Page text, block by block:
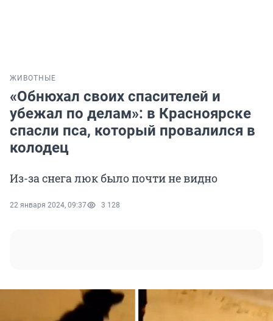
ЖИВОТНЫЕ
«Обнюхал своих спасителей и
убежал по делам»: в Красноярске
спасли пса, который провалился в
колодец
Из-за снега люк было почти не видно
22 января 2024, 09:37 3 128